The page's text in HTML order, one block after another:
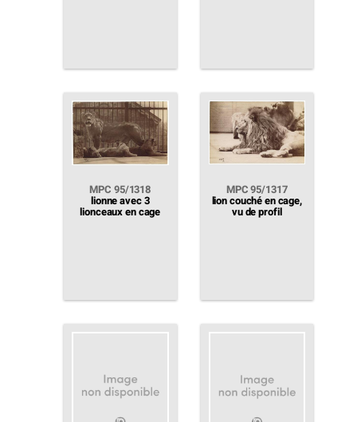
MPC 95/1318
lionne avec 3
lionceaux en cage
MPC 95/1317
lion couché en cage,
vu de profil